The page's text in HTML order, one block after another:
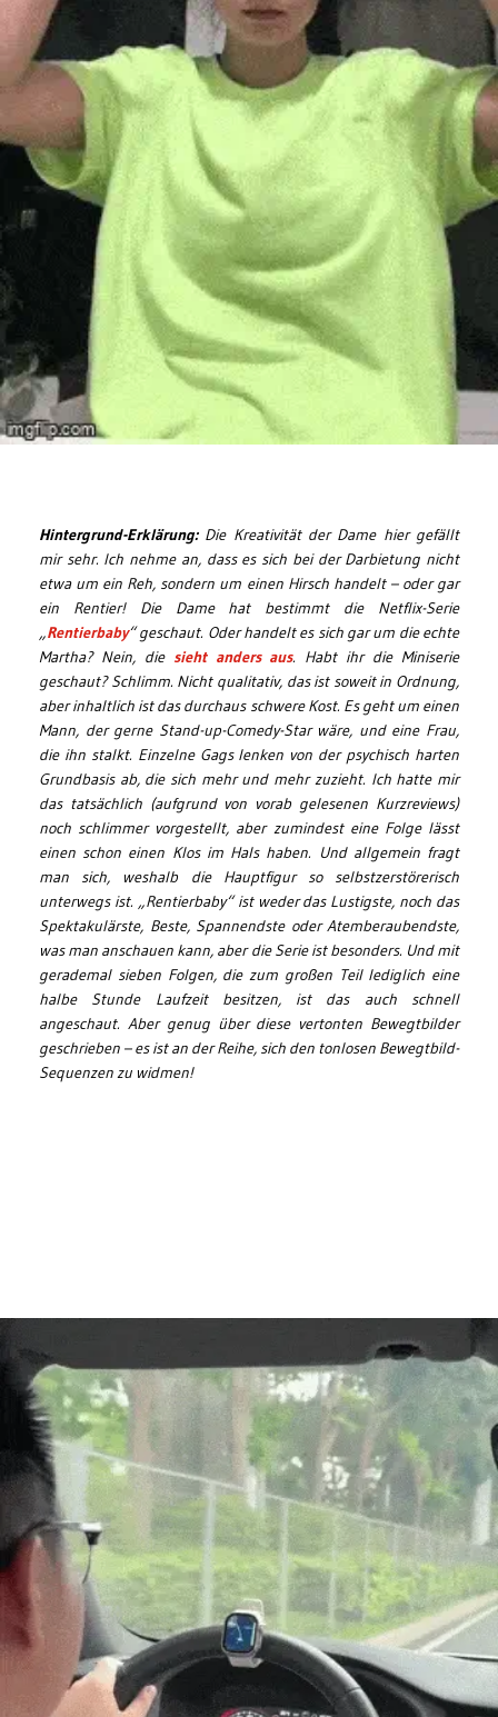
Hintergrund-Erklärung:Die Kreativität der Dame hier gefällt
mir sehr. Ich nehme an, dass es sich bei der Darbietung nicht
etwa um ein Reh, sondern um einen Hirsch handelt – oder gar
ein Rentier! Die Dame hat bestimmt die Netflix-Serie
„Rentierbaby“ geschaut. Oder handelt es sich gar um die echte
Martha? Nein, die sieht anders aus. Habt ihr die Miniserie
geschaut? Schlimm. Nicht qualitativ, das ist soweit in Ordnung,
aber inhaltlich ist das durchaus schwere Kost. Es geht um einen
Mann, der gerne Stand-up-Comedy-Star wäre, und eine Frau,
die ihn stalkt. Einzelne Gags lenken von der psychisch harten
Grundbasis ab, die sich mehr und mehr zuzieht. Ich hatte mir
das tatsächlich (aufgrund von vorab gelesenen Kurzreviews)
noch schlimmer vorgestellt, aber zumindest eine Folge lässt
einen schon einen Klos im Hals haben. Und allgemein fragt
man sich, weshalb die Hauptfigur so selbstzerstörerisch
unterwegs ist. „Rentierbaby“ ist weder das Lustigste, noch das
Spektakulärste, Beste, Spannendste oder Atemberaubendste,
was man anschauen kann, aber die Serie ist besonders. Und mit
gerademal sieben Folgen, die zum großen Teil lediglich eine
halbe Stunde Laufzeit besitzen, ist das auch schnell
angeschaut. Aber genug über diese vertonten Bewegtbilder
geschrieben – es ist an der Reihe, sich den tonlosen Bewegtbild-
Sequenzen zu widmen!